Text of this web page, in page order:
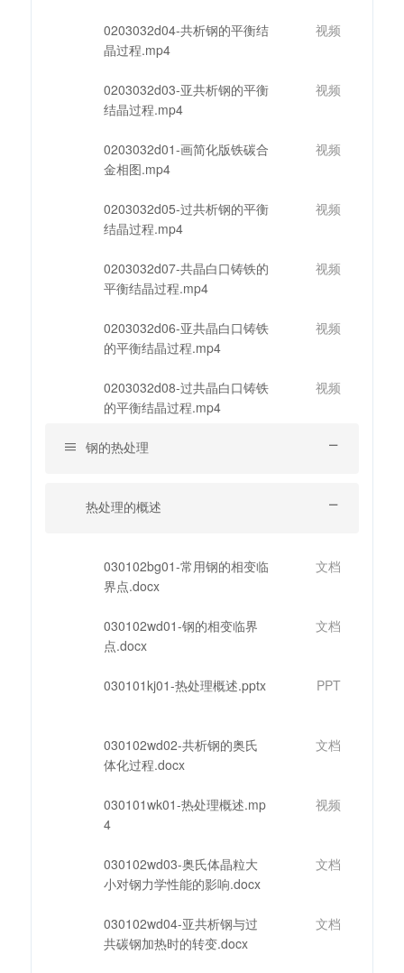
0203032d04-共析钢的平衡结
晶过程.mp4
视频
0203032d03-亚共析钢的平衡
结晶过程.mp4
视频
0203032d01-画简化版铁碳合
金相图.mp4
视频
0203032d05-过共析钢的平衡
结晶过程.mp4
视频
0203032d07-共晶白口铸铁的
平衡结晶过程.mp4
视频
0203032d06-亚共晶白口铸铁
的平衡结晶过程.mp4
视频
0203032d08-过共晶白口铸铁
的平衡结晶过程.mp4
视频
钢的热处理
热处理的概述
030102bg01-常用钢的相变临
界点.docx
文档
030102wd01-钢的相变临界
点.docx
文档
030101kj01-热处理概述.pptx PPT
030102wd02-共析钢的奥氏
体化过程.docx
文档
030101wk01-热处理概述.mp
4
视频
030102wd03-奥氏体晶粒大
小对钢力学性能的影响.docx
文档
030102wd04-亚共析钢与过
共碳钢加热时的转变.docx
文档